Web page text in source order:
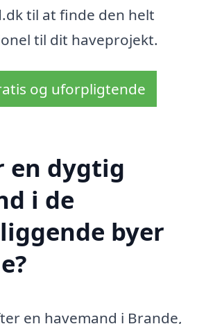
til at finde den helt
til dit haveprojekt.
og uforpligtende
en dygtig
i de
byer
en havemand i Brande,